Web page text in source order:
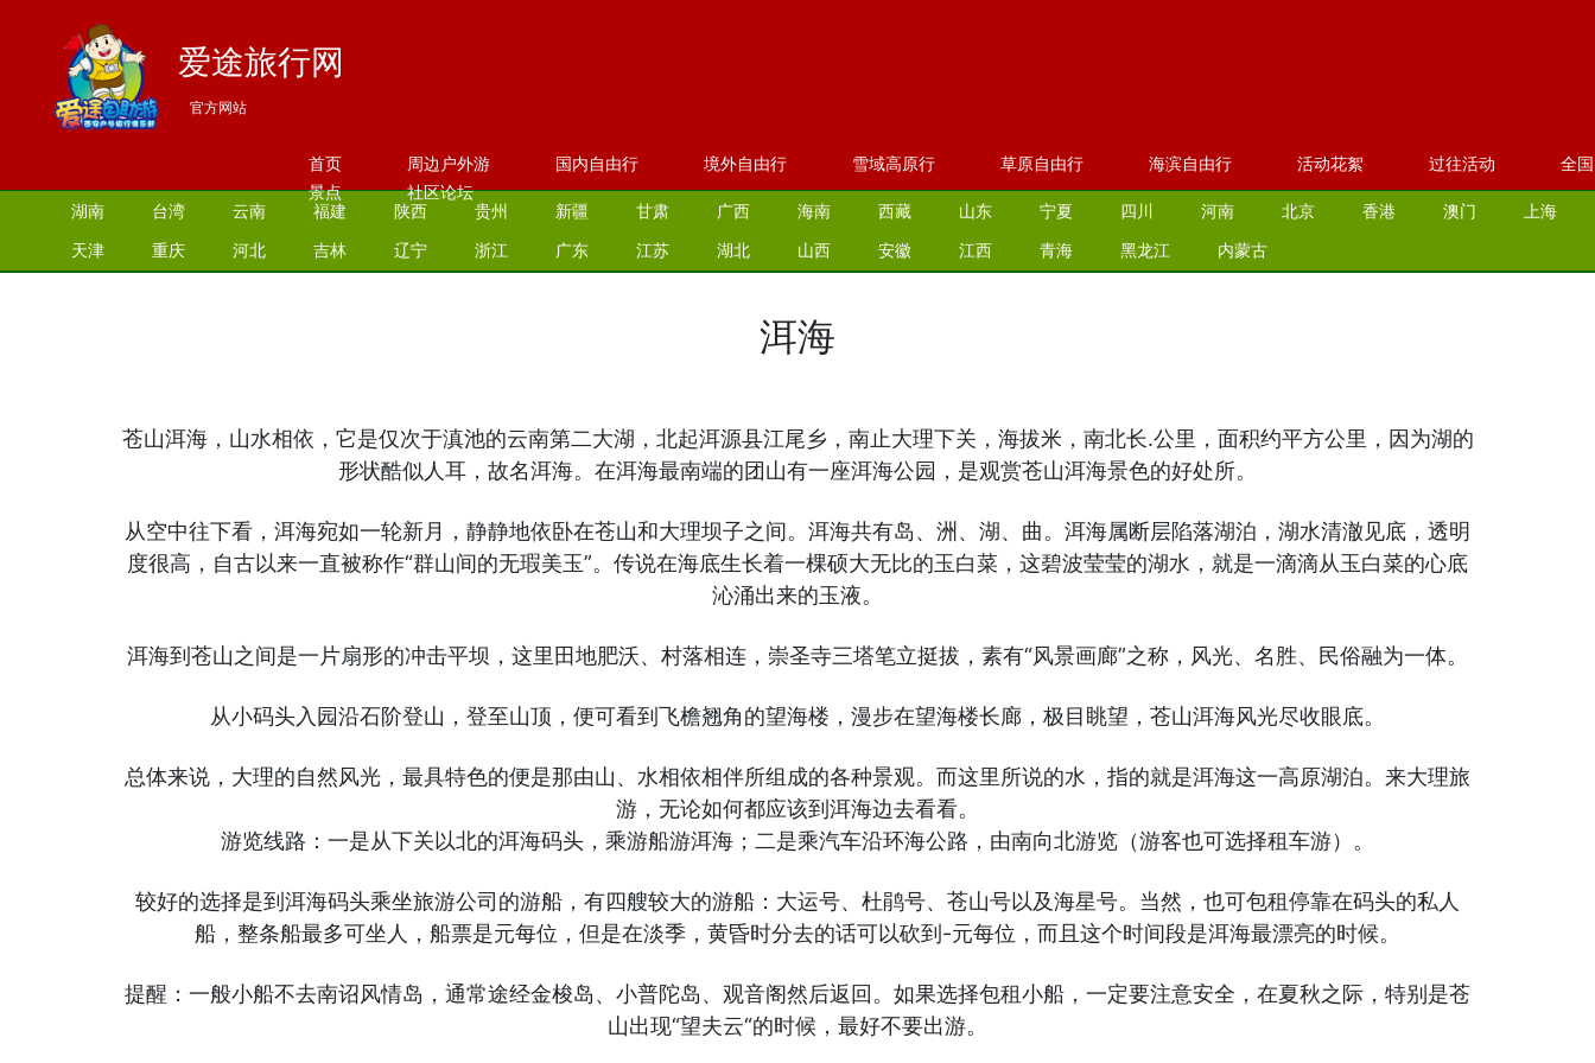
爱途旅行网
官方网站
首页 周边户外游 国内自由行 境外自由行 雪域高原行 草原自由行 海滨自由行 活动花絮 过往活动
全国
景点
社区论坛
湖南
台湾 云南 福建 陕西 贵州 新疆 甘肃 广西 海南 西藏 山东 宁夏 四川 河南 北京 香港 澳门
上海
天津
重庆 河北 吉林 辽宁 浙江 广东 江苏 湖北 山西 安徽 江西 青海 黑龙江 内蒙古
洱海
苍山洱海，山水相依，它是仅次于滇池的云南第二大湖，北起洱源县江尾乡，南止大理下关，海拔米，南北长.公里，面积约平方公里，因为湖的
形状酷似人耳，故名洱海。在洱海最南端的团山有一座洱海公园，是观赏苍山洱海景色的好处所。
从空中往下看，洱海宛如一轮新月，静静地依卧在苍山和大理坝子之间。洱海共有岛、洲、湖、曲。洱海属断层陷落湖泊，湖水清澈见底，透明
度很高，自古以来一直被称作“群山间的无瑕美玉”。传说在海底生长着一棵硕大无比的玉白菜，这碧波莹莹的湖水，就是一滴滴从玉白菜的心底
沁涌出来的玉液。
洱海到苍山之间是一片扇形的冲击平坝，这里田地肥沃、村落相连，崇圣寺三塔笔立挺拔，素有“风景画廊”之称，风光、名胜、民俗融为一体。
从小码头入园沿石阶登山，登至山顶，便可看到飞檐翘角的望海楼，漫步在望海楼长廊，极目眺望，苍山洱海风光尽收眼底。
总体来说，大理的自然风光，最具特色的便是那由山、水相依相伴所组成的各种景观。而这里所说的水，指的就是洱海这一高原湖泊。来大理旅
游，无论如何都应该到洱海边去看看。
游览线路：一是从下关以北的洱海码头，乘游船游洱海；二是乘汽车沿环海公路，由南向北游览（游客也可选择租车游）。
较好的选择是到洱海码头乘坐旅游公司的游船，有四艘较大的游船：大运号、杜鹃号、苍山号以及海星号。当然，也可包租停靠在码头的私人
船，整条船最多可坐人，船票是元每位，但是在淡季，黄昏时分去的话可以砍到-元每位，而且这个时间段是洱海最漂亮的时候。
提醒：一般小船不去南诏风情岛，通常途经金梭岛、小普陀岛、观音阁然后返回。如果选择包租小船，一定要注意安全，在夏秋之际，特别是苍
山出现“望夫云“的时候，最好不要出游。